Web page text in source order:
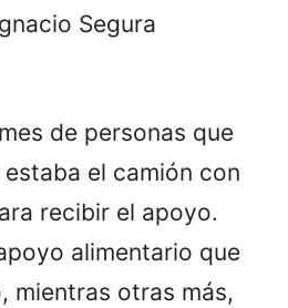
Segura
de personas que
el camión con
recibir el apoyo.
alimentario que
mientras otras más,